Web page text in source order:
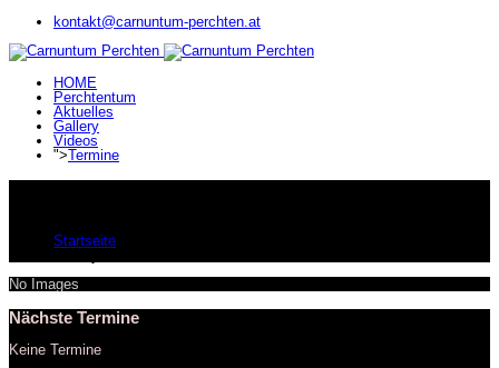
kontakt@carnuntum-perchten.at
HOME
Perchtentum
Aktuelles
Gallery
Videos
">Termine
Startseite
No Images
Nächste Termine
Keine Termine